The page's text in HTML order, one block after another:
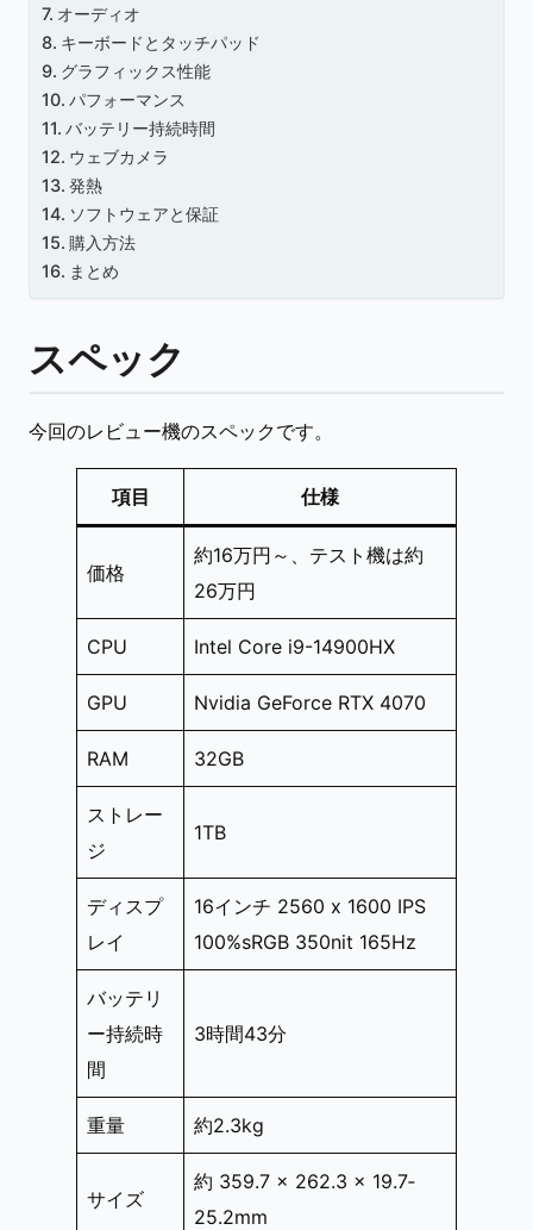
オーディオ
キーボードとタッチパッド
グラフィックス性能
パフォーマンス
バッテリー持続時間
ウェブカメラ
発熱
ソフトウェアと保証
購入方法
まとめ
スペック
今回のレビュー機のスペックです。
項目 仕様
価格
約16万円～、テスト機は約
26万円
CPU Intel Core i9-14900HX
GPU Nvidia GeForce RTX 4070
RAM 32GB
ストレー
ジ
1TB
ディスプ
レイ
16インチ 2560 x 1600 IPS
100%sRGB 350nit 165Hz
バッテリ
ー持続時
間
3時間43分
重量 約2.3kg
サイズ
約 359.7 × 262.3 × 19.7‐
25.2mm